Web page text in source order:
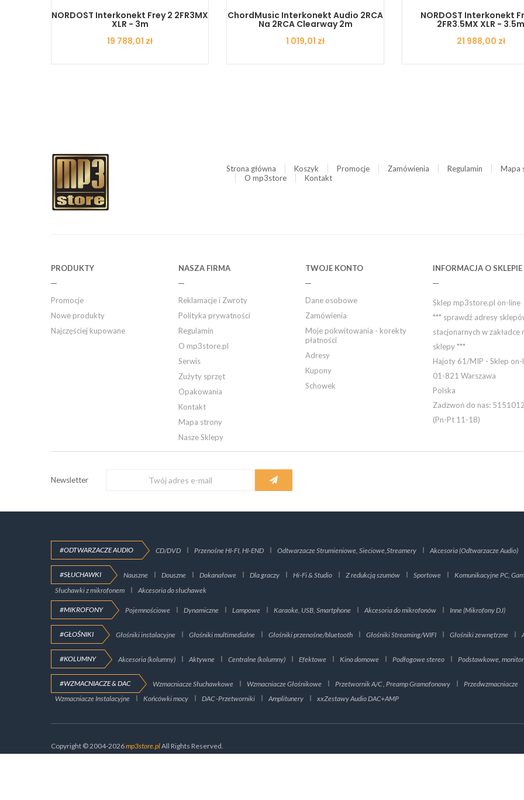
NORDOST Interkonekt Frey 2 2FR3MX
XLR - 3m
Cena
19 788,01 zł
ChordMusic Interkonekt Audio 2RCA
Na 2RCA Clearway 2m
Cena
1 019,01 zł
NORDOST Interkonekt
2FR3.5MX XLR - 3.5m
Cena
21 988,00 zł
Strona główna Koszyk Promocje Zamówienia Regulamin Mapa
O mp3store
Kontakt
PRODUKTY
Promocje
Nowe produkty
Najczęściej kupowane
NASZA FIRMA
Reklamacje i Zwroty
Polityka prywatności
Regulamin
O mp3store.pl
Serwis
Zużyty sprzęt
Opakowania
Kontakt
Mapa strony
Nasze Sklepy
TWOJE KONTO
Dane osobowe
Zamówienia
Moje pokwitowania - korekty
płatności
Adresy
Kupony
Schowek
INFORMACJA O SKLEPIE
Sklep mp3store.pl on-line
*** sprawdź adresy
stacjonarnych w zakładce
sklepy ***
Hajoty 61/MIP - Sklep on-
01-821 Warszawa
Polska
Zadzwoń do nas:
(Pn-Pt 11-18)
Newsletter
#ODTWARZACZE AUDIO CD/DVD Przenośne HI-FI, HI-END Odtwarzacze Strumieniowe, Sieciowe,Streamery Akcesoria (Odtwarzacze Audio)
#SŁUCHAWKI Nauszne Douszne Dokanałowe Dla graczy Hi-Fi & Studio Z redukcją szumów Sportowe Komunikacyjne PC,
Słuchawki z mikrofonem
Akcesoria do słuchawek
#MIKROFONY Pojemnościowe Dynamiczne Lampowe Karaoke, USB, Smartphone Akcesoria do mikrofonów Inne (Mikrofony DJ)
#GŁOŚNIKI Głośniki instalacyjne Głośniki multimedialne Głośniki przenośne/bluetooth Głośniki Streaming/WIFI Głośniki zewnętrzne
#KOLUMNY Akcesoria (kolumny) Aktywne Centralne (kolumny) Efektowe Kino domowe Podłogowe stereo Podstawkowe,
#WZMACNIACZE & DAC Wzmacniacze Słuchawkowe Wzmacniacze Głośnikowe Przetwornik A/C , Preamp Gramofonowy Przedwzmacniacze
Wzmacniacze Instalacyjne
Końcówki mocy DAC -Przetworniki Amplitunery xxZestawy Audio DAC+AMP
Copyright © 2004-2026mp3store.plAll Rights Reserved.